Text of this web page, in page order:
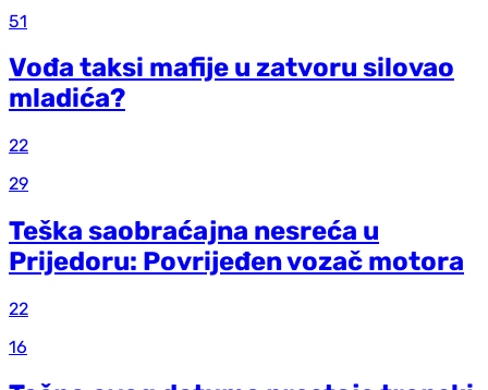
51
Vođa taksi mafije u zatvoru silovao
mladića?
22
29
Teška saobraćajna nesreća u
Prijedoru: Povrijeđen vozač motora
22
16